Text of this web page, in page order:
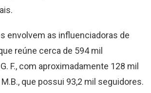
envolvem as influenciadoras de
reúne cerca de 594 mil
F., com aproximadamente 128 mil
que possui 93,2 mil seguidores.